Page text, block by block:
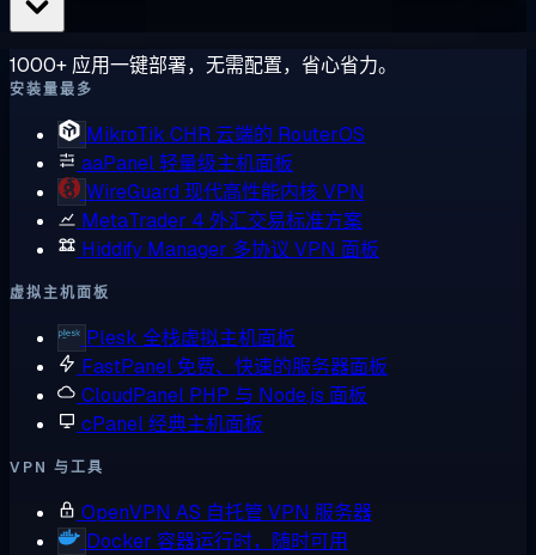
1000+ 应用一键部署，无需配置，省心省力。
安装量最多
MikroTik CHR 云端的 RouterOS
aaPanel轻量级主机面板
WireGuard 现代高性能内核 VPN
MetaTrader 4 外汇交易标准方案
Hiddify Manager 多协议 VPN 面板
虚拟主机面板
Plesk 全栈虚拟主机面板
FastPanel 免费、快速的服务器面板
CloudPanel PHP 与 Node.js 面板
cPanel经典主机面板
VPN 与工具
OpenVPN AS 自托管 VPN 服务器
Docker 容器运行时，随时可用